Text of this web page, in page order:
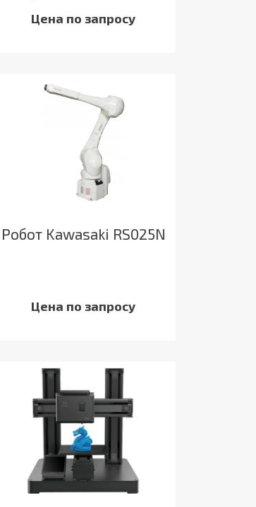
Цена по запросу
Робот Kawasaki RS025N
Цена по запросу